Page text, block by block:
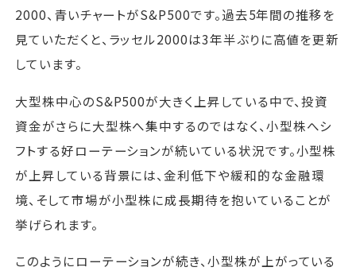
2000、青いチャートがS&P500です。過去5年間の推移を
見ていただくと、ラッセル2000は3年半ぶりに高値を更新
しています。
大型株中心のS&P500が大きく上昇している中で、投資
資金がさらに大型株へ集中するのではなく、小型株へシ
フトする好ローテーションが続いている状況です。小型株
が上昇している背景には、金利低下や緩和的な金融環
境、そして市場が小型株に成長期待を抱いていることが
挙げられます。
このようにローテーションが続き、小型株が上がっている